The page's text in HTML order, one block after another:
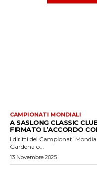
CAMPIONATI MONDIALI
A SASLONG CLASSIC
FIRMATO L’ACCORDO
I diritti dei Campionati
Gardena o...
13 Novembre 2025